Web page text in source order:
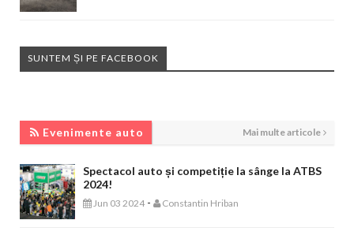
SUNTEM ȘI PE FACEBOOK
Evenimente auto Mai multe articole
Spectacol auto și competiție la sânge la ATBS
2024!
Jun 03 2024 - Constantin Hriban